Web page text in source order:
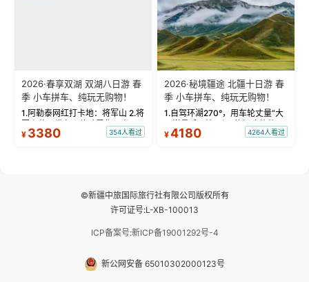
2026·春享双湖 双湖八日游 春
季 小车拼车、纯玩无购物！
1.阿勒泰网红打卡地：将军山 2.将
军山落日缆车，体验雪都风光 3.
将军山，夕阳派对，蹦迪party 4.
¥ 3380 354人看过
2026·秘境疆途 北疆十日游 春
季 小车拼车、纯玩无购物！
1.自驾环湖270°，用车轮丈量“大
西洋最后一滴眼泪”的极致蔚蓝，
让雪山、花海与深邃湖水在转弯
¥4180 4264人看过
©新疆中旅国际旅行社有限公司版权所有
许可证号:L-XB-100013
ICP备案号:新ICP备19001292号-4
新公网安备 65010302000123号